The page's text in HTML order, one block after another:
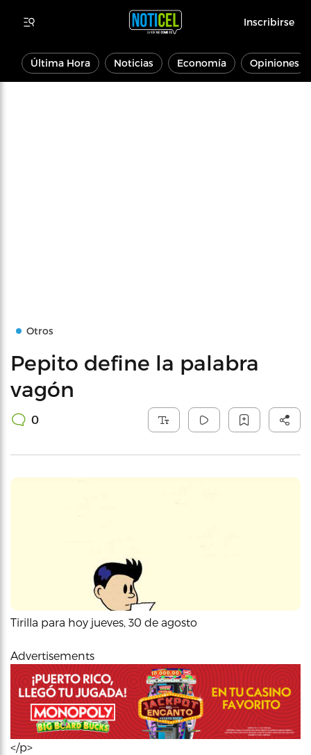
Inscribirse
Última Hora Noticias Economía Opiniones
Otros
Pepito define la palabra
vagón
0
Tirilla para hoy jueves, 30 de agosto
Advertisements
</p>